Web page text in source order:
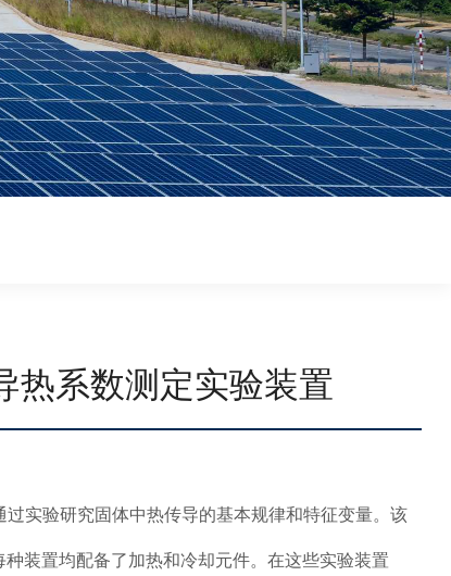
热系数测定实验装置
实验研究固体中热传导的基本规律和特征变量。该
装置均配备了加热和冷却元件。在这些实验装置